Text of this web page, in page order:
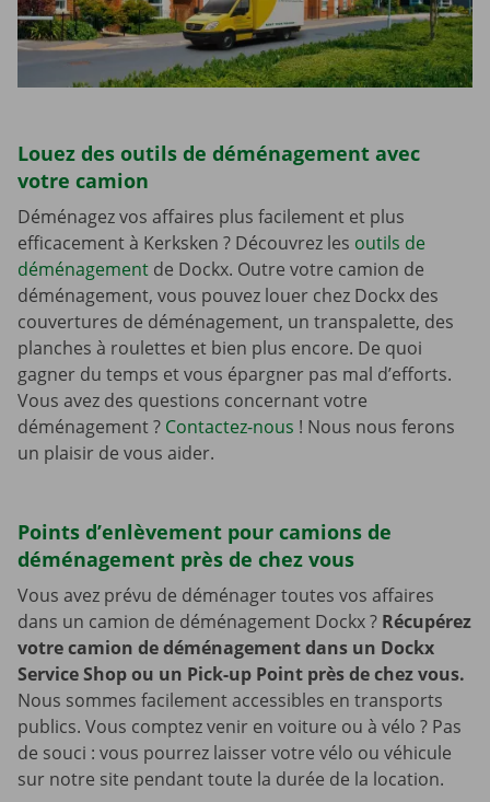
Louez des outils de déménagement avec
votre camion
Déménagez vos affaires plus facilement et plus
efficacement à Kerksken ? Découvrez les outils de
déménagement de Dockx. Outre votre camion de
déménagement, vous pouvez louer chez Dockx des
couvertures de déménagement, un transpalette, des
planches à roulettes et bien plus encore. De quoi
gagner du temps et vous épargner pas mal d’efforts.
Vous avez des questions concernant votre
déménagement ? Contactez-nous ! Nous nous ferons
un plaisir de vous aider.
Points d’enlèvement pour camions de
déménagement près de chez vous
Vous avez prévu de déménager toutes vos affaires
dans un camion de déménagement Dockx ? Récupérez
votre camion de déménagement dans un Dockx
Service Shop ou un Pick-up Point près de chez vous.
Nous sommes facilement accessibles en transports
publics. Vous comptez venir en voiture ou à vélo ? Pas
de souci : vous pourrez laisser votre vélo ou véhicule
sur notre site pendant toute la durée de la location.